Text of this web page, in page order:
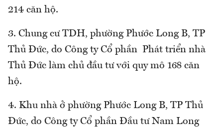
214 căn hộ.
3. Chung cư TDH, phường Phước Long B, TP
Thủ Đức, do Công ty Cổ phần Phát triển nhà
Thủ Đức làm chủ đầu tư với quy mô 168 căn
hộ.
4. Khu nhà ở phường Phước Long B, TP Thủ
Đức, do Công ty Cổ phần Đầu tư Nam Long